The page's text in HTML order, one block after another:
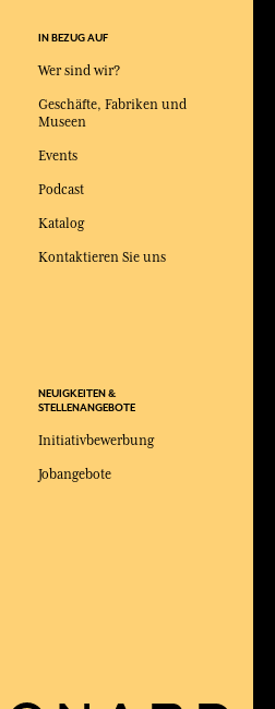
IN BEZUG AUF
Wer sind wir?
Geschäfte, Fabriken und
Museen
Events
Podcast
Katalog
Kontaktieren Sie uns
NEUIGKEITEN &
STELLENANGEBOTE
Initiativbewerbung
Jobangebote